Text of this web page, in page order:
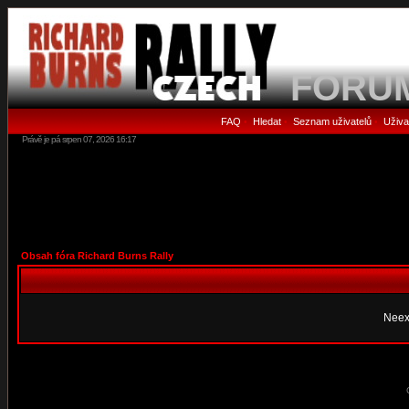
FAQ • Hledat• Seznam uživatelů•
Právě je pá srpen 07, 2026 16:17
Obsah fóra Richard Burns Rally